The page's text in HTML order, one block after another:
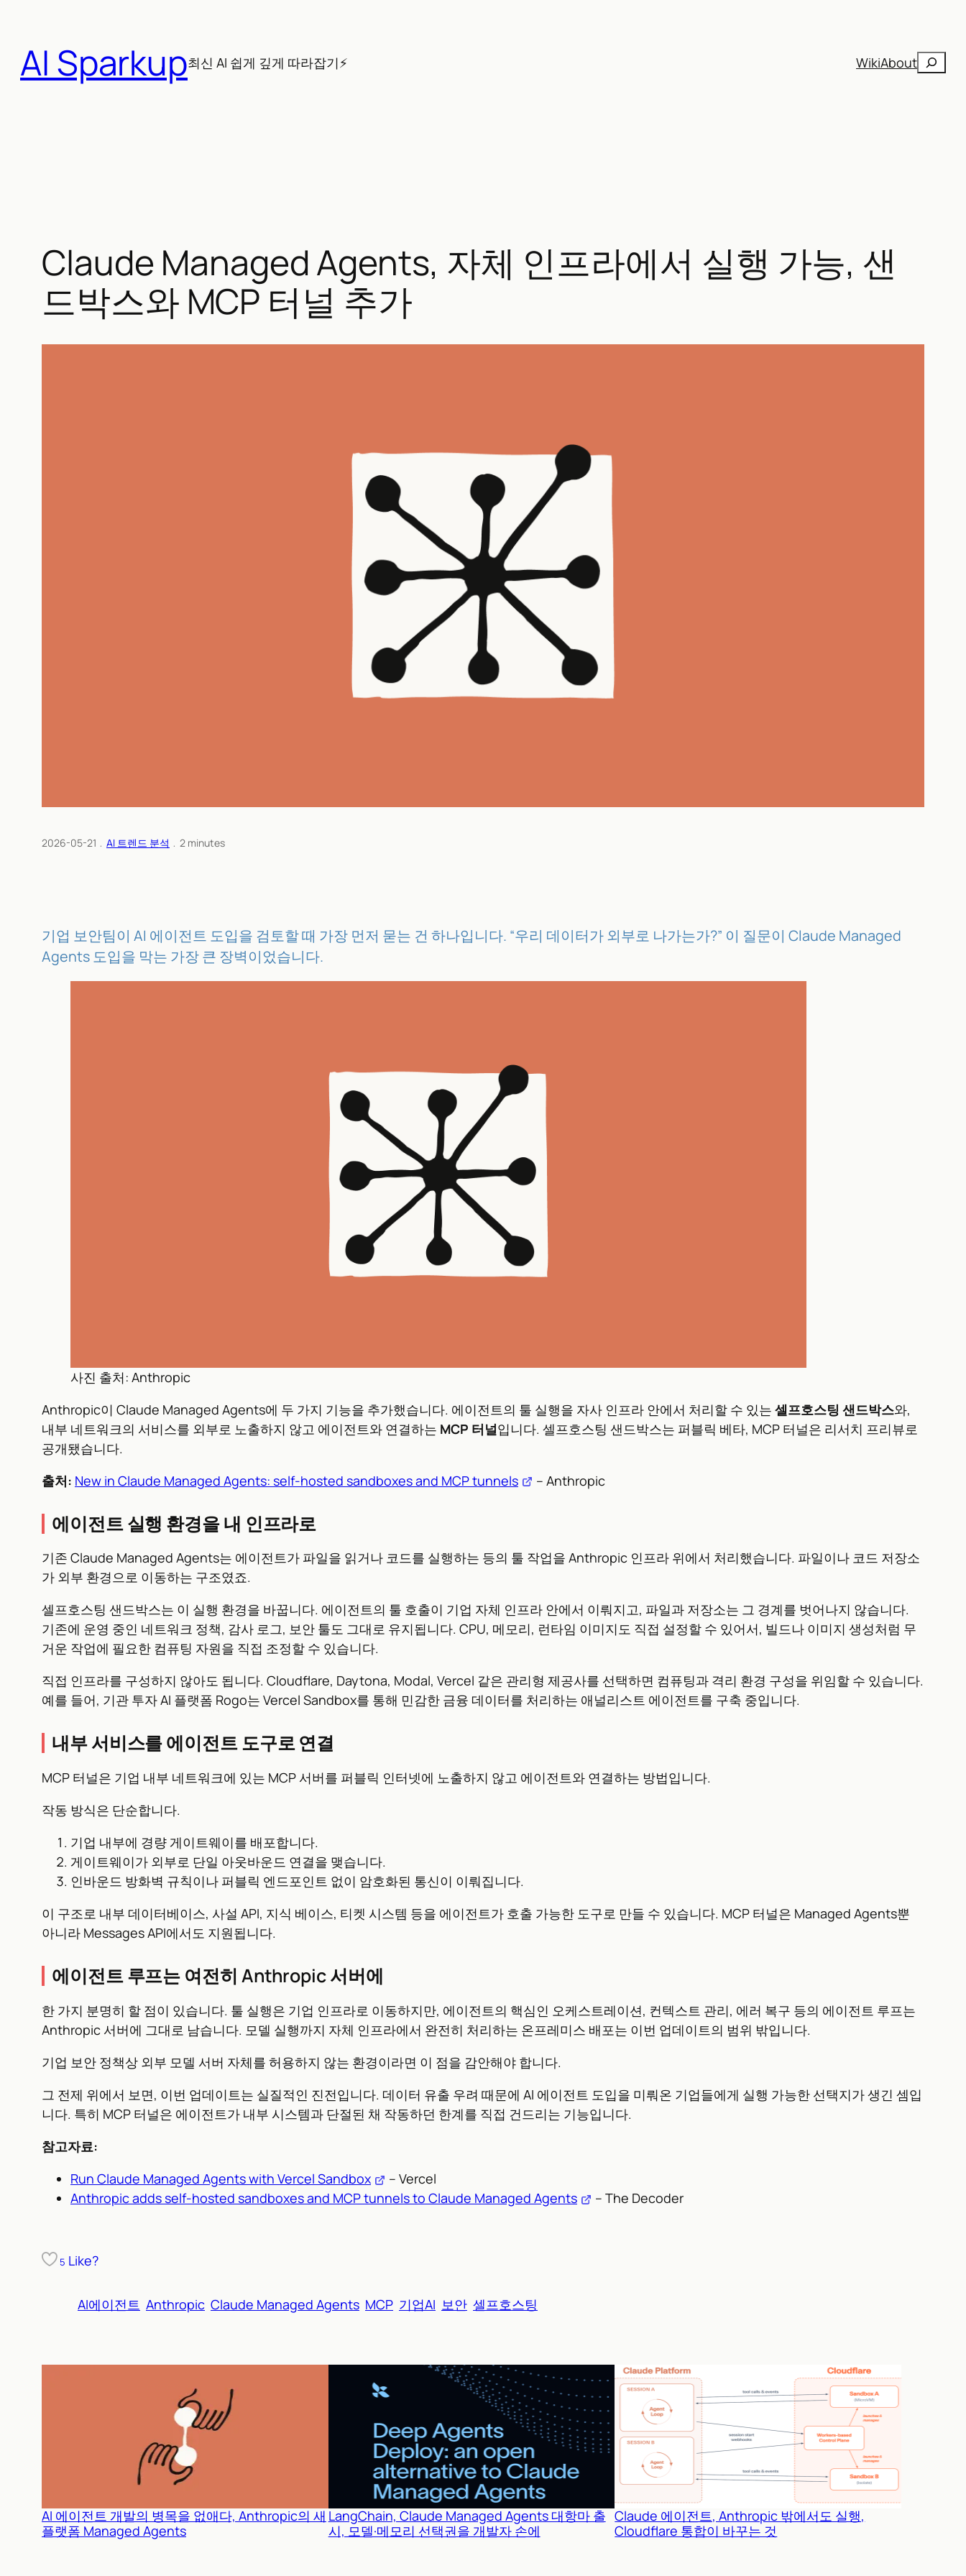
AI Sparkup최신 AI 쉽게 깊게 따라잡기⚡ WikiAbout검
Claude Managed Agents, 자체 인프라에서 실행 가능, 샌
드박스와 MCP 터널 추가
2026-05-21 ﹒ AI 트렌드 분석 ﹒ 2 minutes
기업 보안팀이 AI 에이전트 도입을 검토할 때 가장 먼저 묻는 건 하나입니다. “우리 데이터가 외부로 나가는가?” 이 질문이 Claude Managed
Agents 도입을 막는 가장 큰 장벽이었습니다.
사진 출처: Anthropic
Anthropic이 Claude Managed Agents에 두 가지 기능을 추가했습니다. 에이전트의 툴 실행을 자사 인프라 안에서 처리할 수 있는 셀프호스팅 샌드박스와,
내부 네트워크의 서비스를 외부로 노출하지 않고 에이전트와 연결하는 MCP 터널입니다. 셀프호스팅 샌드박스는 퍼블릭 베타, MCP 터널은 리서치 프리뷰로
공개됐습니다.
출처: New in Claude Managed Agents: self-hosted sandboxes and MCP tunnels – Anthropic
에이전트 실행 환경을 내 인프라로
기존 Claude Managed Agents는 에이전트가 파일을 읽거나 코드를 실행하는 등의 툴 작업을 Anthropic 인프라 위에서 처리했습니다. 파일이나 코드 저장소
가 외부 환경으로 이동하는 구조였죠.
셀프호스팅 샌드박스는 이 실행 환경을 바꿉니다. 에이전트의 툴 호출이 기업 자체 인프라 안에서 이뤄지고, 파일과 저장소는 그 경계를 벗어나지 않습니다.
기존에 운영 중인 네트워크 정책, 감사 로그, 보안 툴도 그대로 유지됩니다. CPU, 메모리, 런타임 이미지도 직접 설정할 수 있어서, 빌드나 이미지 생성처럼 무
거운 작업에 필요한 컴퓨팅 자원을 직접 조정할 수 있습니다.
직접 인프라를 구성하지 않아도 됩니다. Cloudflare, Daytona, Modal, Vercel 같은 관리형 제공사를 선택하면 컴퓨팅과 격리 환경 구성을 위임할 수 있습니다.
예를 들어, 기관 투자 AI 플랫폼 Rogo는 Vercel Sandbox를 통해 민감한 금융 데이터를 처리하는 애널리스트 에이전트를 구축 중입니다.
내부 서비스를 에이전트 도구로 연결
MCP 터널은 기업 내부 네트워크에 있는 MCP 서버를 퍼블릭 인터넷에 노출하지 않고 에이전트와 연결하는 방법입니다.
작동 방식은 단순합니다.
기업 내부에 경량 게이트웨이를 배포합니다.
게이트웨이가 외부로 단일 아웃바운드 연결을 맺습니다.
인바운드 방화벽 규칙이나 퍼블릭 엔드포인트 없이 암호화된 통신이 이뤄집니다.
이 구조로 내부 데이터베이스, 사설 API, 지식 베이스, 티켓 시스템 등을 에이전트가 호출 가능한 도구로 만들 수 있습니다. MCP 터널은 Managed Agents뿐
아니라 Messages API에서도 지원됩니다.
에이전트 루프는 여전히 Anthropic 서버에
한 가지 분명히 할 점이 있습니다. 툴 실행은 기업 인프라로 이동하지만, 에이전트의 핵심인 오케스트레이션, 컨텍스트 관리, 에러 복구 등의 에이전트 루프는
Anthropic 서버에 그대로 남습니다. 모델 실행까지 자체 인프라에서 완전히 처리하는 온프레미스 배포는 이번 업데이트의 범위 밖입니다.
기업 보안 정책상 외부 모델 서버 자체를 허용하지 않는 환경이라면 이 점을 감안해야 합니다.
그 전제 위에서 보면, 이번 업데이트는 실질적인 진전입니다. 데이터 유출 우려 때문에 AI 에이전트 도입을 미뤄온 기업들에게 실행 가능한 선택지가 생긴 셈입
니다. 특히 MCP 터널은 에이전트가 내부 시스템과 단절된 채 작동하던 한계를 직접 건드리는 기능입니다.
참고자료:
Run Claude Managed Agents with Vercel Sandbox
– Vercel
Anthropic adds self-hosted sandboxes and MCP tunnels to Claude Managed Agents
– The Decoder
5 Like?
AI에이전트 Anthropic Claude Managed Agents MCP 기업AI 보안 셀프호스팅
AI 에이전트 개발의 병목을 없애다, Anthropic의 새
플랫폼 Managed Agents
LangChain, Claude Managed Agents 대항마 출
시, 모델·메모리 선택권을 개발자 손에
Claude 에이전트, Anthropic 밖에서도 실행,
Cloudflare 통합이 바꾸는 것